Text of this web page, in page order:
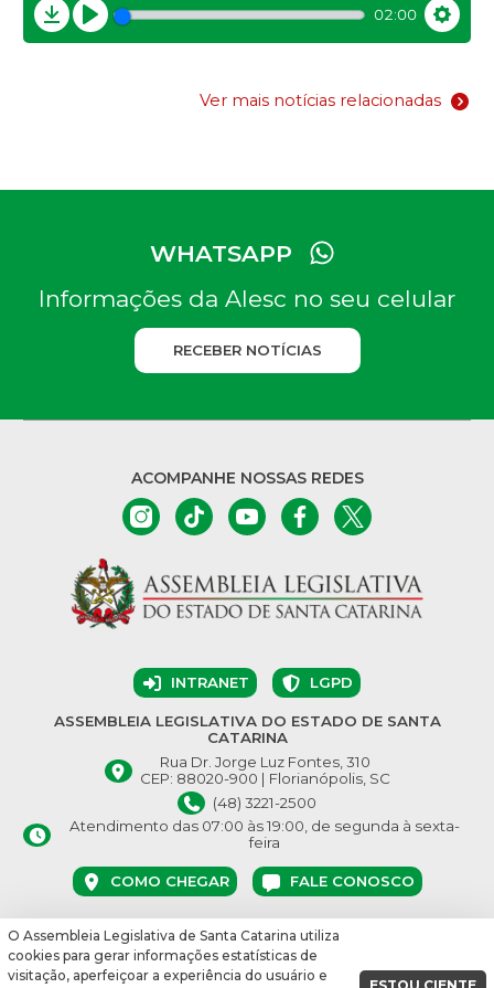
Download
Play
02:00
Ver mais notícias relacionadas
WHATSAPP
Informações da Alesc no seu celular
RECEBER NOTÍCIAS
ACOMPANHE NOSSAS REDES
INTRANET LGPD
ASSEMBLEIA LEGISLATIVA DO ESTADO DE SANTA
CATARINA
Rua Dr. Jorge Luz Fontes, 310
CEP: 88020-900 | Florianópolis, SC
(48) 3221-2500
Atendimento das 07:00 às 19:00, de segunda à sexta-
feira
COMO CHEGAR FALE CONOSCO
© Assembleia Legislativa do Estado de Santa Catarina 2026.
Desenvolvido por:
O Assembleia Legislativa de Santa Catarina utiliza
cookies para gerar informações estatísticas de
visitação, aperfeiçoar a experiência do usuário e